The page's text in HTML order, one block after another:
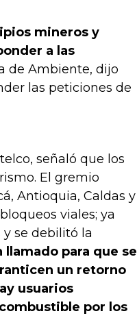
mineros y
a las
de Ambiente, dijo
las peticiones de
señaló que los
El gremio
Antioquia, Caldas y
viales; ya
se debilitó la
llamado para que se
un retorno
usuarios
por los